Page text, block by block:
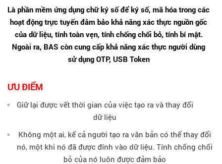
tức
Tải
về
hệ
chứng
thư
Là phần mềm ứng dụng chữ ký số để ký số, mã hóa trong các
hoạt động trực tuyến đảm bảo khả năng xác thực nguồn gốc
của dữ liệu, tính toàn vẹn, tính chống chối bỏ, tính bí mật.
Ngoài ra, BAS còn cung cấp khả năng xác thực người dùng
sử dụng OTP, USB Token
ƯU ĐIỂM
Giữ lại được vết thời gian của việc tạo ra và thay đổi
dữ liệu
Không một ai, kể cả người tạo ra văn bản có thể thay đổi
nó, một khi nó đã được đính vào dữ liệu. Tính chống chối
bỏ của nó luôn được đảm bảo